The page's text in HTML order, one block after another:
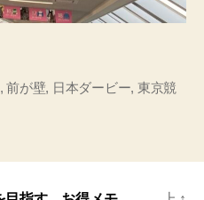
,前が壁, 日本ダービー, 東京競